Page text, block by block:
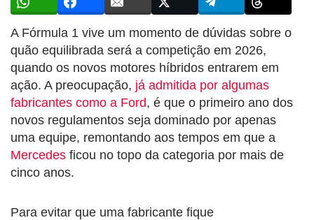
A Fórmula 1 vive um momento de dúvidas sobre o
quão equilibrada será a competição em 2026,
quando os novos motores híbridos entrarem em
ação. A preocupação, já admitida por algumas
fabricantes como a Ford, é que o primeiro ano dos
novos regulamentos seja dominado por apenas
uma equipe, remontando aos tempos em que a
Mercedes ficou no topo da categoria por mais de
cinco anos.
Para evitar que uma fabricante fique